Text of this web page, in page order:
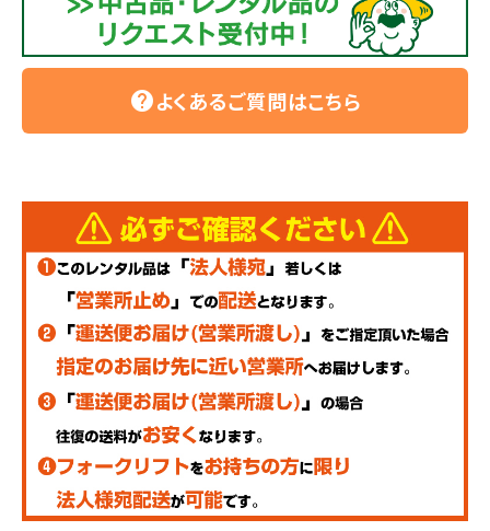
helpよくあるご質問はこちら